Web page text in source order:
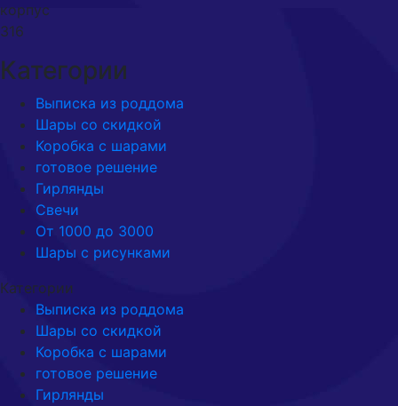
корпус
316
Категории
Выписка из роддома
Шары со скидкой
Коробка с шарами
готовое решение
Гирлянды
Свечи
От 1000 до 3000
Шары с рисунками
Категории
Выписка из роддома
Шары со скидкой
Коробка с шарами
готовое решение
Гирлянды